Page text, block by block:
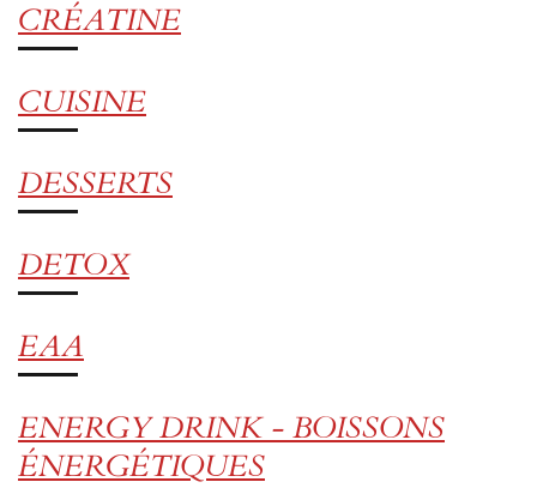
CRÉATINE
CUISINE
DESSERTS
DETOX
EAA
ENERGY DRINK - BOISSONS
ÉNERGÉTIQUES